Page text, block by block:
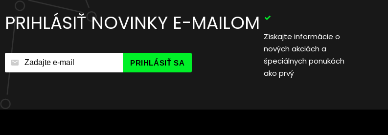
PRIHLÁSIŤ NOVINKY E-MAILOM
PRIHLÁSIŤ SA
Získajte informácie o
nových akciách a
špeciálnych ponukách
ako prvý